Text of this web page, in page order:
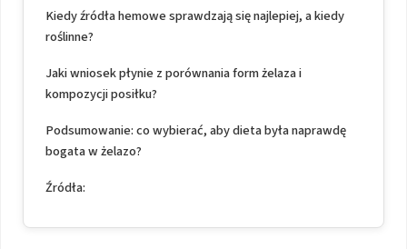
Kiedy źródła hemowe sprawdzają się najlepiej, a kiedy
roślinne?
Jaki wniosek płynie z porównania form żelaza i
kompozycji posiłku?
Podsumowanie: co wybierać, aby dieta była naprawdę
bogata w żelazo?
Źródła: